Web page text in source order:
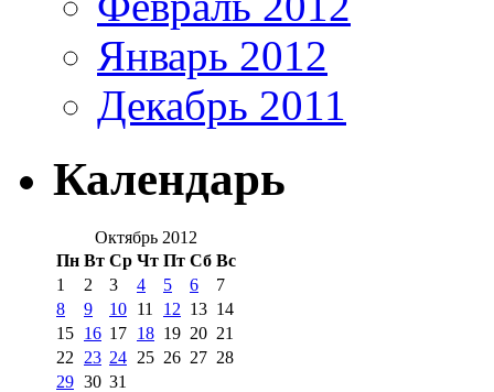
Январь 2012
Декабрь 2011
Календарь
Октябрь 2012
Пн Вт Ср Чт Пт Сб Вс
1 2 3 4 5 6
7
8
9 10 11 12 13 14
15 16 17 18 19 20 21
22
23 24 25 26 27 28
29 30 31